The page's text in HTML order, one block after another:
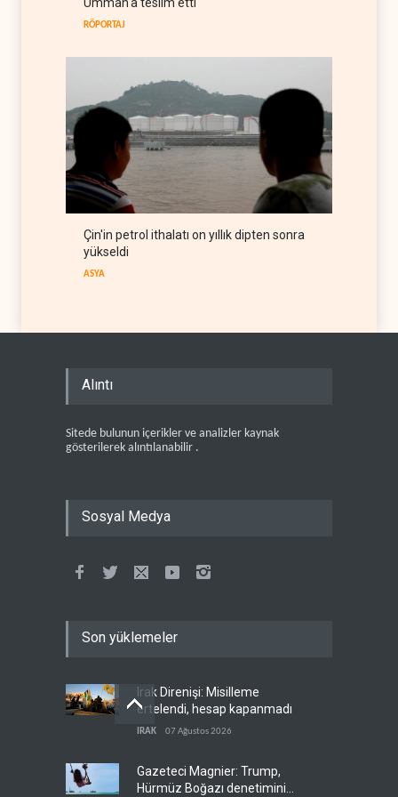
RÖPORTAJ
Çin'in petrol ithalatı on yıllık dipten sonra
yükseldi
ASYA
Alıntı
Sitede bulunun içerikler ve analizler kaynak
gösterilerek alıntılanabilir .
Sosyal Medya
Son yüklemeler
Irak Direnişi: Misilleme
ertelendi, hesap kapanmadı
IRAK 07 Ağustos 2026
Gazeteci Magnier: Trump,
Hürmüz Boğazı denetimini